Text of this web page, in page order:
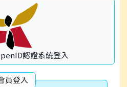
認證系統登入
員登入